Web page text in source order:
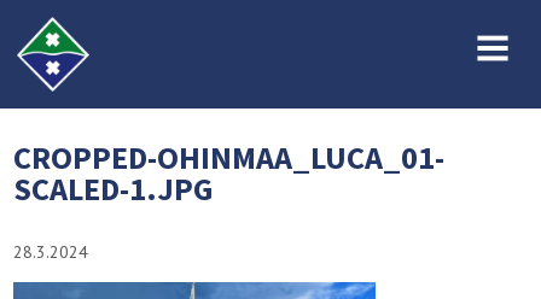
MENU
CROPPED-OHINMAA_LUCA_01-
SCALED-1.JPG
28.3.2024